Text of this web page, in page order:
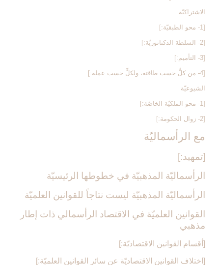
الاشتراكيّة
[1- محو الطبقيّة:]
[2- السلطة الدكتاتوريّة:]
[3- التأميم:]
[4- من كلٍّ حسب طاقته، ولكلٍّ حسب عمله:]
الشيوعيّة
[1- محو الملكيّة الخاصّة:]
[2- زوال الحكومة:]
مع الرأسماليّة
[تمهيد:]
الرأسماليّة المذهبيّة في خطوطها الرئيسيّة
الرأسماليّة المذهبيّة ليست نتاجاً للقوانين العلميّة
القوانين العلميّة في الاقتصاد الرأسمالي ذات إطار
مذهبي‏
[أقسام القوانين الاقتصاديّة:]
[اختلاف القوانين الاقتصاديّة عن سائر القوانين العلميّة:]